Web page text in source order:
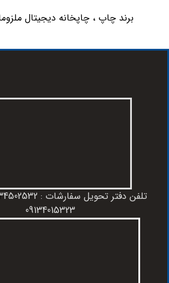
برند چاپ ، چاپخانه دیجیتال
09134015323